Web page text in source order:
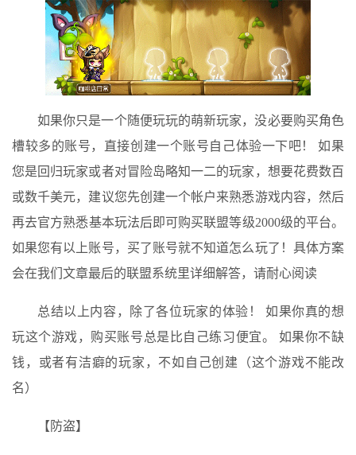
如果你只是一个随便玩玩的萌新玩家，没必要购买角色
槽较多的账号，直接创建一个账号自己体验一下吧！ 如果
您是回归玩家或者对冒险岛略知一二的玩家，想要花费数百
或数千美元，建议您先创建一个帐户来熟悉游戏内容，然后
再去官方熟悉基本玩法后即可购买联盟等级2000级的平台。
如果您有以上账号，买了账号就不知道怎么玩了！具体方案
会在我们文章最后的联盟系统里详细解答，请耐心阅读
总结以上内容，除了各位玩家的体验！ 如果你真的想
玩这个游戏，购买账号总是比自己练习便宜。 如果你不缺
钱，或者有洁癖的玩家，不如自己创建（这个游戏不能改
名）
【防盗】